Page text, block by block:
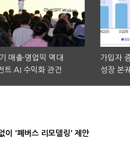
매출·영업익 역대
트 AI 수익화 관건
가입자
성장 본
이 '폐버스 리모델링' 제안